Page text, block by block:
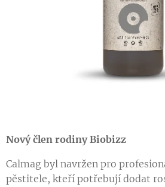
Nový člen rodiny Biobizz
Calmag byl navržen pro
pěstitele, kteří potřebují dodat